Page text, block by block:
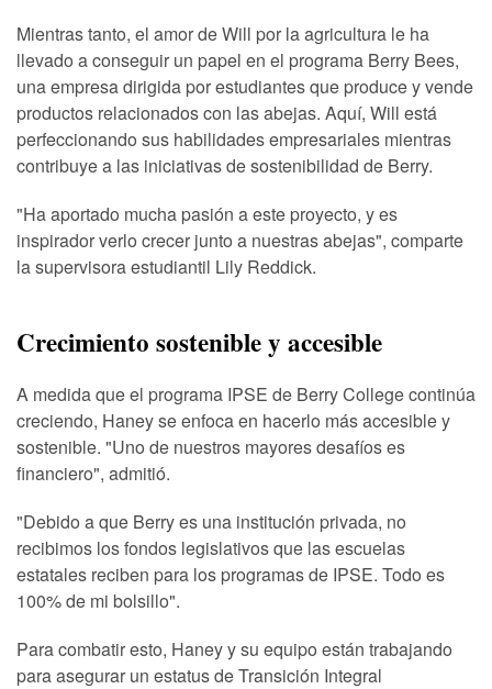
Mientras tanto, el amor de Will por la agricultura le ha
llevado a conseguir un papel en el programa Berry Bees,
una empresa dirigida por estudiantes que produce y vende
productos relacionados con las abejas. Aquí, Will está
perfeccionando sus habilidades empresariales mientras
contribuye a las iniciativas de sostenibilidad de Berry.
"Ha aportado mucha pasión a este proyecto, y es
inspirador verlo crecer junto a nuestras abejas", comparte
la supervisora estudiantil Lily Reddick.
Crecimiento sostenible y accesible
A medida que el programa IPSE de Berry College continúa
creciendo, Haney se enfoca en hacerlo más accesible y
sostenible. "Uno de nuestros mayores desafíos es
financiero", admitió.
"Debido a que Berry es una institución privada, no
recibimos los fondos legislativos que las escuelas
estatales reciben para los programas de IPSE. Todo es
100% de mi bolsillo".
Para combatir esto, Haney y su equipo están trabajando
para asegurar un estatus de Transición Integral